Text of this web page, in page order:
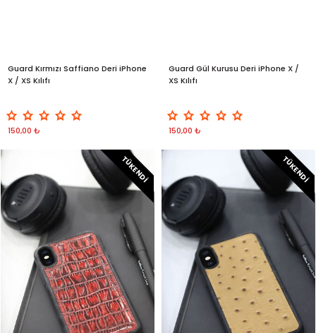
Guard Kırmızı Saffiano Deri iPhone
X / XS Kılıfı
150,00 ₺
Guard Gül Kurusu Deri iPhone X /
XS Kılıfı
150,00 ₺
TÜKENDI TÜKENDI